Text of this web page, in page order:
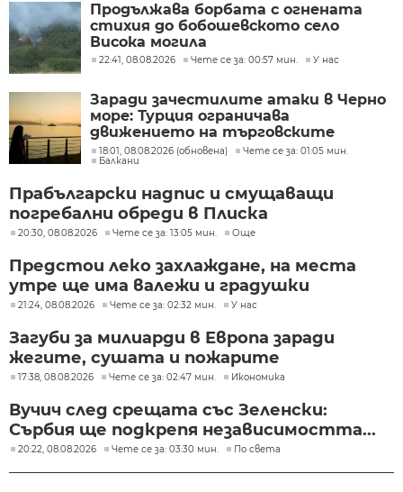
Продължава борбата с огнената
стихия до бобошевското село
Висока могила
22:41, 08.08.2026 Чете се за: 00:57 мин. У нас
Заради зачестилите атаки в Черно
море: Турция ограничава
движението на търговските
кораби
18:01, 08.08.2026 (обновена)
Чете се за: 01:05 мин.
Балкани
Прабългарски надпис и смущаващи
погребални обреди в Плиска
20:30, 08.08.2026 Чете се за: 13:05 мин. Още
Предстои леко захлаждане, на места
утре ще има валежи и градушки
21:24, 08.08.2026 Чете се за: 02:32 мин. У нас
Загуби за милиарди в Европа заради
жегите, сушата и пожарите
17:38, 08.08.2026 Чете се за: 02:47 мин. Икономика
Вучич след срещата със Зеленски:
Сърбия ще подкрепя независимостта...
20:22, 08.08.2026 Чете се за: 03:30 мин. По света